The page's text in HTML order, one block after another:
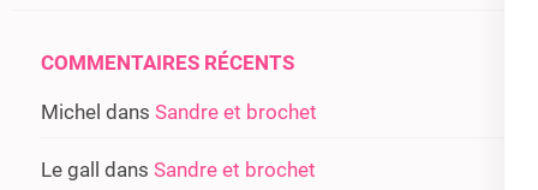
COMMENTAIRES RÉCENTS
Michel dans Sandre et brochet
Le gall dans Sandre et brochet